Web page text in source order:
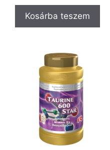
Kosárba teszem